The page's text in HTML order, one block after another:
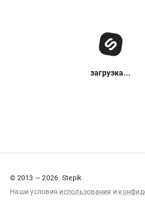
загрузка...
© 2013 — 2026. Stepik
Наши условия использования и